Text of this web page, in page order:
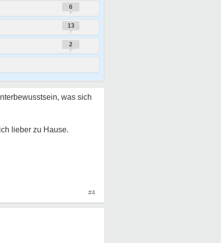
6
13
2
was sich
lieber zu Hause.
#4